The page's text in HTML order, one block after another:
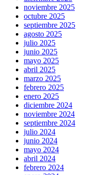
noviembre 2025
octubre 2025
septiembre 2025
agosto 2025
julio 2025
junio 2025
mayo 2025
abril 2025
marzo 2025
febrero 2025
enero 2025
diciembre 2024
noviembre 2024
septiembre 2024
julio 2024
junio 2024
mayo 2024
abril 2024
febrero 2024